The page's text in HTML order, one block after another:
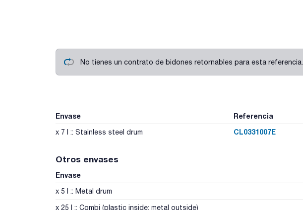
No tienes un contrato de bidones retornables para esta referencia.
Envase Referencia
x 7 l :: Stainless steel drum CL0331007E
Otros envases
Envase
x 5 l :: Metal drum
x 25 l :: Combi (plastic inside; metal outside)